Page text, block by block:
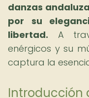
danzas
por su
libertad. A
enérgicos y su
captura la
Introducción